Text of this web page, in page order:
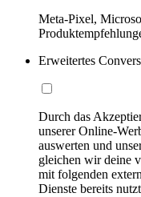
Meta-Pixel,
Erweitertes
Durch das
unserer Online-
auswerten und
gleichen wir deine
mit folgenden
Dienste bereits